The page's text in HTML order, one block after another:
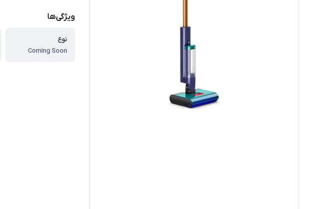
ویژگی‌ها
نوع
Coming Soon